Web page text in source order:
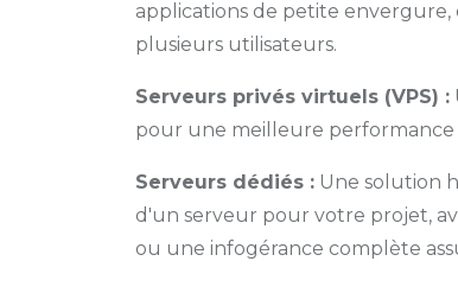
applications de petite
plusieurs utilisateurs.
Serveurs privés virtuels (VPS) :
pour une meilleure
Serveurs dédiés : Une solution
d'un serveur pour votre projet,
ou une infogérance complète